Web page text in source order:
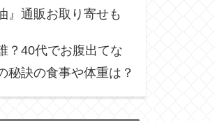
』通販お取り寄せも
？40代でお腹出てな
秘訣の食事や体重は？